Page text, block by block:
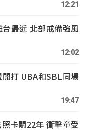
12:21
最近 北部戒備強風
12:02
打 UBA和SBL同場
19:47
卡關22年 衝擊童受